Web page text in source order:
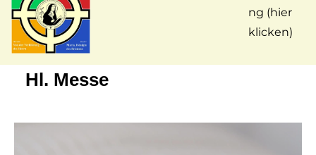
ng (hier
klicken)
Hl. Messe